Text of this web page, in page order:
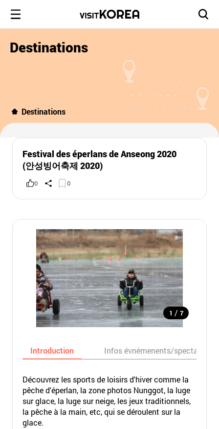
Destinations
Destinations
Festival des éperlans de Anseong 2020
(안성빙어축제 2020)
0 0
1 / 7
Introduction Infos évnémenents/spectacles
Découvrez les sports de loisirs d'hiver comme la
pêche d'éperlan, la zone photos Nunggot, la luge
sur glace, la luge sur neige, les jeux traditionnels,
la pêche à la main, etc, qui se déroulent sur la
glace.